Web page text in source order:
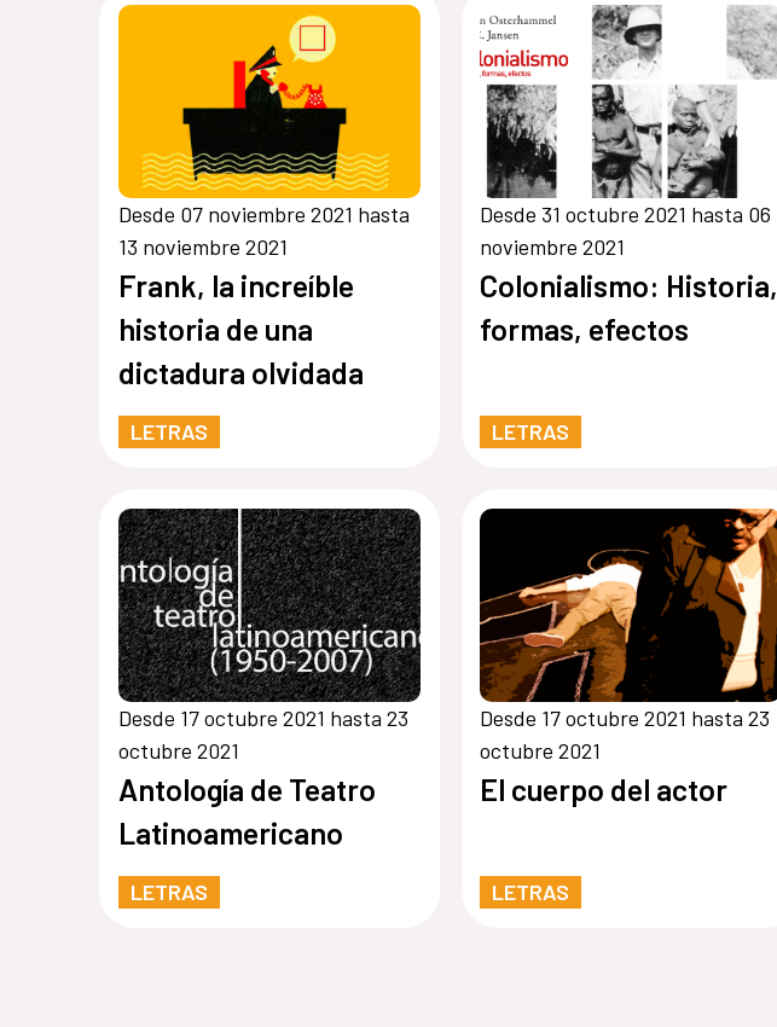
Desde 07 noviembre 2021 hasta
13 noviembre 2021
Frank, la increíble
historia de una
dictadura olvidada
LETRAS
Desde 31 octubre 2021 hasta 06
noviembre 2021
Colonialismo: Historia,
formas, efectos
LETRAS
Desde 17 octubre 2021 hasta 23
octubre 2021
Antología de Teatro
Latinoamericano
LETRAS
Desde 17 octubre 2021 hasta 23
octubre 2021
El cuerpo del actor
LETRAS